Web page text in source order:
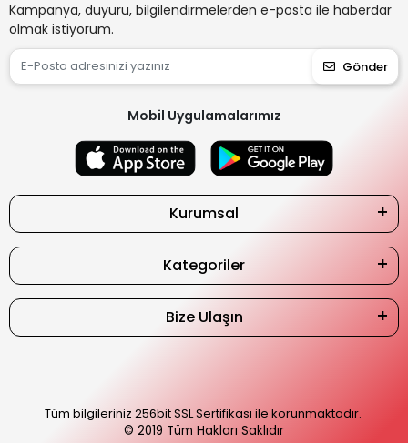
Kampanya, duyuru, bilgilendirmelerden e-posta ile haberdar
olmak istiyorum.
Gönder
Mobil Uygulamalarımız
Kurumsal
Kategoriler
Bize Ulaşın
Tüm bilgileriniz 256bit SSL Sertifikası ile korunmaktadır.
© 2019 Tüm Hakları Saklıdır